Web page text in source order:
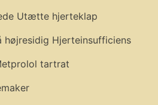
Utætte hjerteklap
højresidig Hjerteinsufficiens
tartrat